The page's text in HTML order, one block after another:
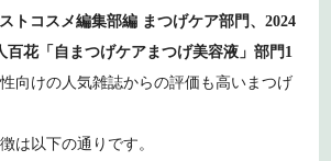
トコスメ編集部編 まつげケア部門、2024
百花「自まつげケアまつげ美容液」部門1
向けの人気雑誌からの評価も高いまつげ
は以下の通りです。